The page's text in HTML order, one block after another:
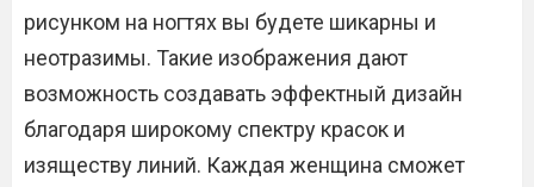
рисунком на ногтях вы будете шикарны и
неотразимы. Такие изображения дают
возможность создавать эффектный дизайн
благодаря широкому спектру красок и
изяществу линий. Каждая женщина сможет